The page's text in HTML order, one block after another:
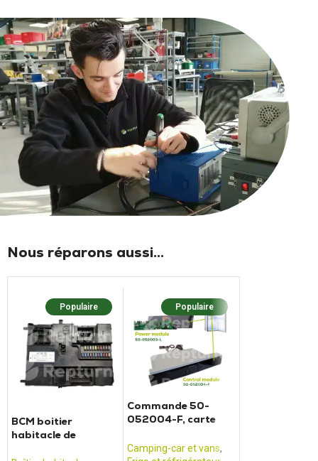
Nous réparons aussi...
Populaire
BCM boitier
habitacle de
Populaire
Commande 50-
052004-F, carte
052003L - Frigo
Camping-car et vans,